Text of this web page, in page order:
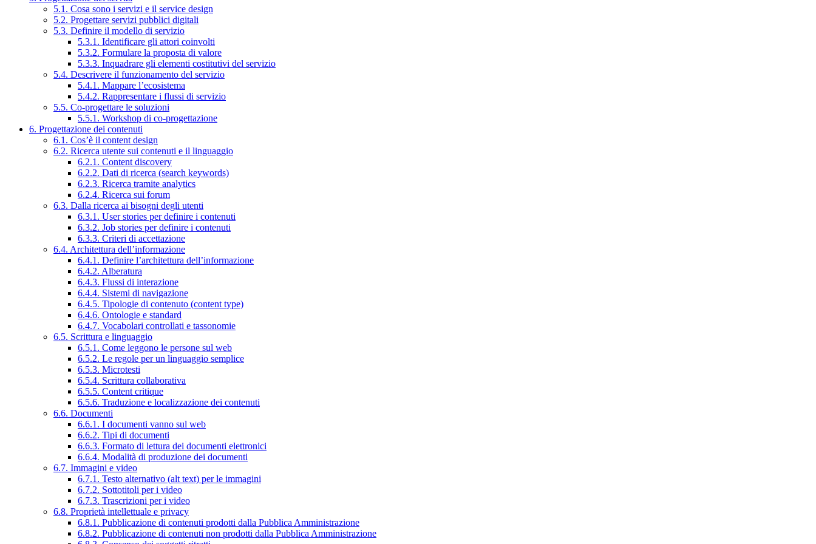
5.1. Cosa sono i servizi e il service design
5.2. Progettare servizi pubblici digitali
5.3. Definire il modello di servizio
5.3.1. Identificare gli attori coinvolti
5.3.2. Formulare la proposta di valore
5.3.3. Inquadrare gli elementi costitutivi del servizio
5.4. Descrivere il funzionamento del servizio
5.4.1. Mappare l’ecosistema
5.4.2. Rappresentare i flussi di servizio
5.5. Co-progettare le soluzioni
5.5.1. Workshop di co-progettazione
6. Progettazione dei contenuti
6.1. Cos’è il content design
6.2. Ricerca utente sui contenuti e il linguaggio
6.2.1. Content discovery
6.2.2. Dati di ricerca (search keywords)
6.2.3. Ricerca tramite analytics
6.2.4. Ricerca sui forum
6.3. Dalla ricerca ai bisogni degli utenti
6.3.1. User stories per definire i contenuti
6.3.2. Job stories per definire i contenuti
6.3.3. Criteri di accettazione
6.4. Architettura dell’informazione
6.4.1. Definire l’architettura dell’informazione
6.4.2. Alberatura
6.4.3. Flussi di interazione
6.4.4. Sistemi di navigazione
6.4.5. Tipologie di contenuto (content type)
6.4.6. Ontologie e standard
6.4.7. Vocabolari controllati e tassonomie
6.5. Scrittura e linguaggio
6.5.1. Come leggono le persone sul web
6.5.2. Le regole per un linguaggio semplice
6.5.3. Microtesti
6.5.4. Scrittura collaborativa
6.5.5. Content critique
6.5.6. Traduzione e localizzazione dei contenuti
6.6. Documenti
6.6.1. I documenti vanno sul web
6.6.2. Tipi di documenti
6.6.3. Formato di lettura dei documenti elettronici
6.6.4. Modalità di produzione dei documenti
6.7. Immagini e video
6.7.1. Testo alternativo (alt text) per le immagini
6.7.2. Sottotitoli per i video
6.7.3. Trascrizioni per i video
6.8. Proprietà intellettuale e privacy
6.8.1. Pubblicazione di contenuti prodotti dalla Pubblica Amministrazione
6.8.2. Pubblicazione di contenuti non prodotti dalla Pubblica Amministrazione